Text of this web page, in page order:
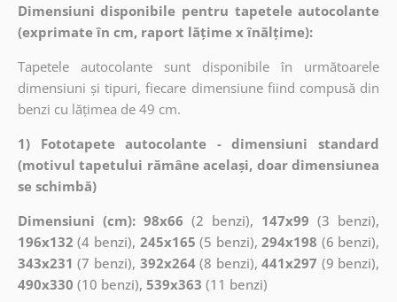
Dimensiuni disponibile pentru tapetele autocolante
(exprimate în cm, raport lățime x înălțime):
Tapetele autocolante sunt disponibile în următoarele
dimensiuni și tipuri, fiecare dimensiune fiind compusă din
benzi cu lățimea de 49 cm.
1) Fototapete autocolante - dimensiuni standard
(motivul tapetului rămâne același, doar dimensiunea
se schimbă)
Dimensiuni (cm): 98x66 (2 benzi), 147x99 (3 benzi),
196x132 (4 benzi), 245x165 (5 benzi),294x198 (6 benzi),
343x231 (7 benzi), 392x264(8 benzi),441x297 (9 benzi),
490x330 (10 benzi), 539x363 (11 benzi)